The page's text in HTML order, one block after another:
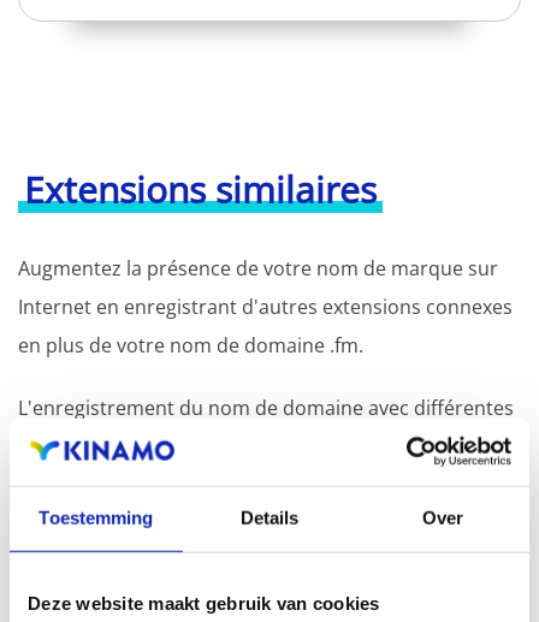
Toestemming Details Over
Deze website maakt gebruik van cookies
Extensions similaires
Augmentez la présence de votre nom de marque sur
Internet en enregistrant d'autres extensions connexes
en plus de votre nom de domaine .fm.
L'enregistrement du nom de domaine avec différentes
extensions offre l'avantage d'une visibilité accrue dans
les moteurs de recherche, d'une présence
géographique et d'une meilleure présence dans les
résultats de recherche locaux des moteurs de
recherche.